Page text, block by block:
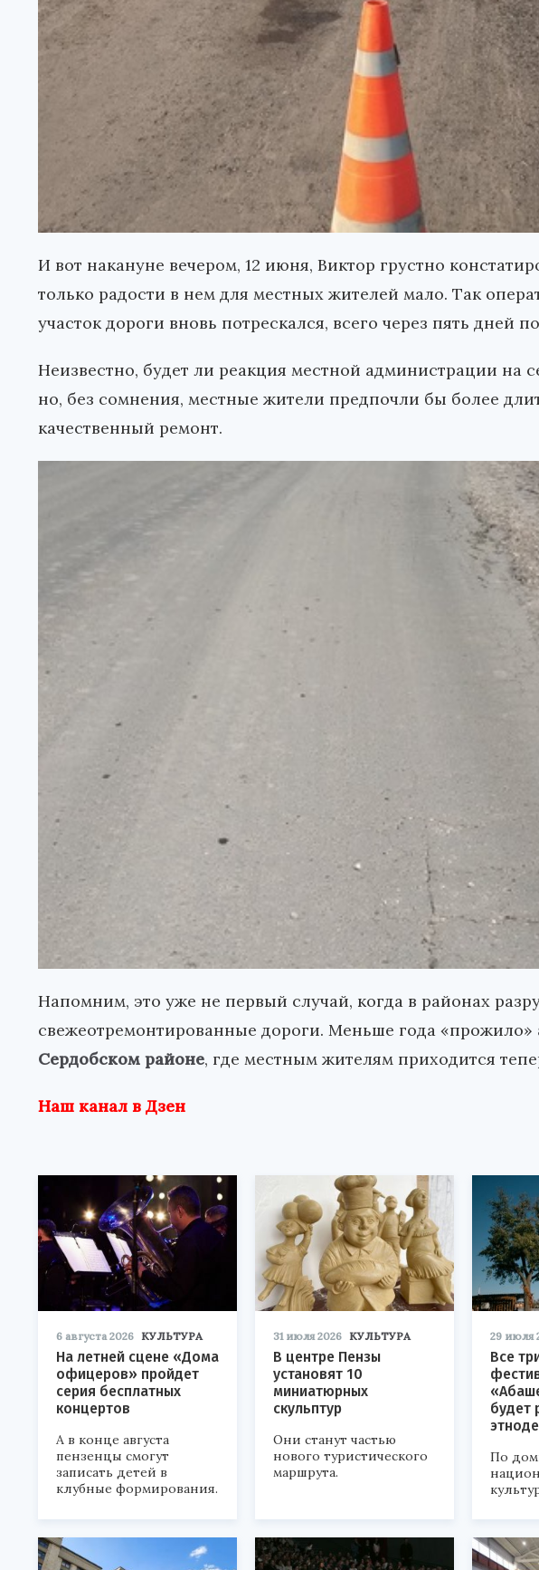
И вот накануне вечером, 12 июня, Виктор грустно
только радости в нем для местных жителей мало. Так
участок дороги вновь потрескался, всего через пять дней
Неизвестно, будет ли реакция местной администрации на
но, без сомнения, местные жители предпочли бы более
качественный ремонт.
Напомним, это уже не первый случай, когда в районах
свежеотремонтированные дороги. Меньше года «прожило»
Сердобском районе, где местным жителям приходится
Наш канал в Дзен
6 августа 2026 КУЛЬТУРА
На летней сцене «Дома
офицеров» пройдет
серия бесплатных
концертов
А в конце августа
пензенцы смогут
записать детей в
клубные формирования.
31 июля 2026 КУЛЬТУРА
В центре Пензы
установят 10
миниатюрных
скульптур
Они станут частью
нового туристического
маршрута.
29 июля
Все
будет
По